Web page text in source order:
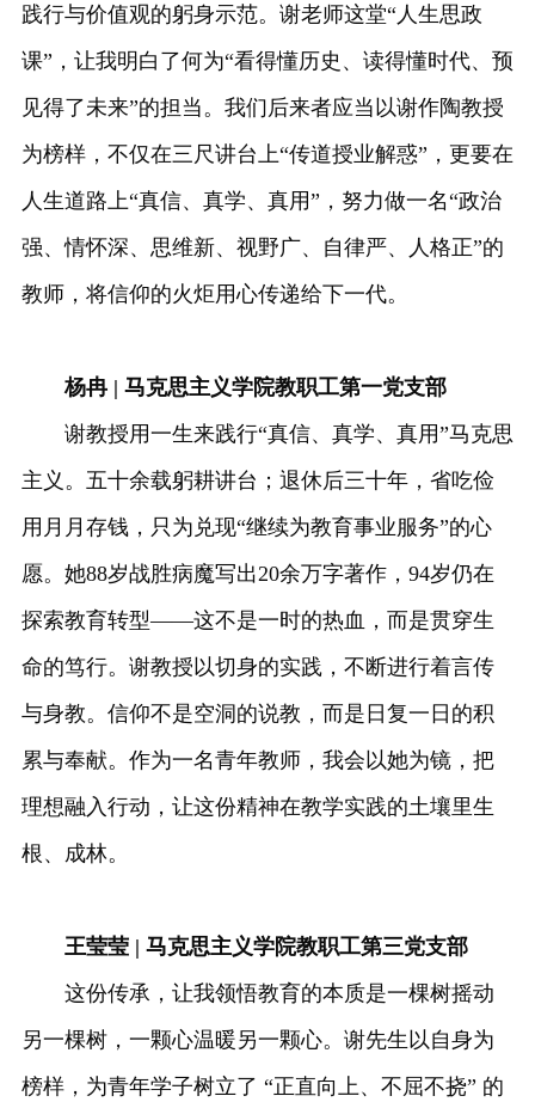
践行与价值观的躬身示范。谢老师这堂“人生思政
课”，让我明白了何为“看得懂历史、读得懂时代、预
见得了未来”的担当。我们后来者应当以谢作陶教授
为榜样，不仅在三尺讲台上“传道授业解惑”，更要在
人生道路上“真信、真学、真用”，努力做一名“政治
强、情怀深、思维新、视野广、自律严、人格正”的
教师，将信仰的火炬用心传递给下一代。
杨冉 | 马克思主义学院教职工第一党支部
谢教授用一生来践行“真信、真学、真用”马克思
主义。五十余载躬耕讲台；退休后三十年，省吃俭
用月月存钱，只为兑现“继续为教育事业服务”的心
愿。她88岁战胜病魔写出20余万字著作，94岁仍在
探索教育转型——这不是一时的热血，而是贯穿生
命的笃行。谢教授以切身的实践，不断进行着言传
与身教。信仰不是空洞的说教，而是日复一日的积
累与奉献。作为一名青年教师，我会以她为镜，把
理想融入行动，让这份精神在教学实践的土壤里生
根、成林。
王莹莹 | 马克思主义学院教职工第三党支部
这份传承，让我领悟教育的本质是一棵树摇动
另一棵树，一颗心温暖另一颗心。谢先生以自身为
榜样，为青年学子树立了 “正直向上、不屈不挠” 的